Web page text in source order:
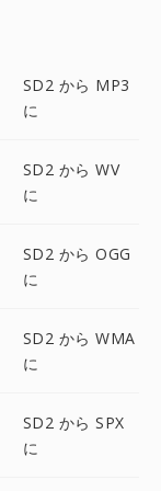
SD2 から MP3
に
SD2 から WV
に
SD2 から OGG
に
SD2 から WMA
に
SD2 から SPX
に